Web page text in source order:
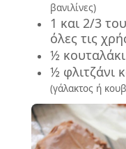
βανιλίνες)
1 και 2/3
όλες τις
½
½ φλιτζάνι
(γάλακτος ή